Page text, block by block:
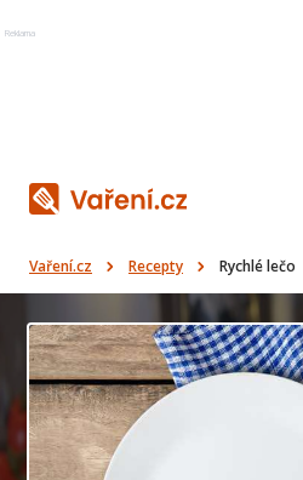
Reklama
Vaření.cz Recepty Rychlé lečo